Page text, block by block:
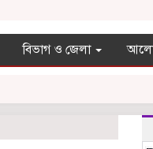
বিভাগ ও জেলা